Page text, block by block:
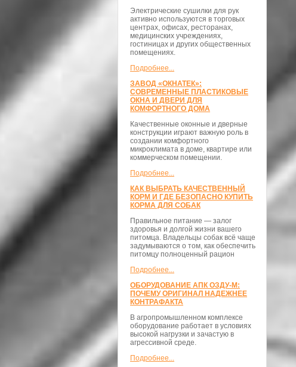
Электрические сушилки для рук
активно используются в торговых
центрах, офисах, ресторанах,
медицинских учреждениях,
гостиницах и других общественных
помещениях.
Подробнее...
ЗАВОД «ОКНАТЕК»:
СОВРЕМЕННЫЕ ПЛАСТИКОВЫЕ
ОКНА И ДВЕРИ ДЛЯ
КОМФОРТНОГО ДОМА
Качественные оконные и дверные
конструкции играют важную роль в
создании комфортного
микроклимата в доме, квартире или
коммерческом помещении.
Подробнее...
КАК ВЫБРАТЬ КАЧЕСТВЕННЫЙ
КОРМ И ГДЕ БЕЗОПАСНО КУПИТЬ
КОРМА ДЛЯ СОБАК
Правильное питание — залог
здоровья и долгой жизни вашего
питомца. Владельцы собак всё чаще
задумываются о том, как обеспечить
питомцу полноценный рацион
Подробнее...
ОБОРУДОВАНИЕ АПК ОЗДУ-М:
ПОЧЕМУ ОРИГИНАЛ НАДЕЖНЕЕ
КОНТРАФАКТА
В агропромышленном комплексе
оборудование работает в условиях
высокой нагрузки и зачастую в
агрессивной среде.
Подробнее...